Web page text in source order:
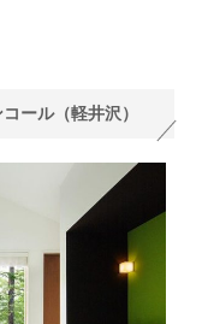
ール（軽井沢）